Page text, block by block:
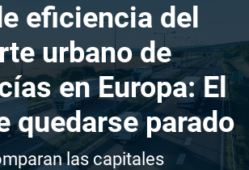
eficiencia del
urbano de
en Europa: El
quedarse parado
las capitales